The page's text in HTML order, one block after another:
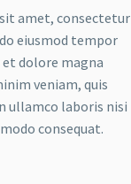
amet, consectetur
eiusmod tempor
dolore magna
veniam, quis
ullamco laboris nisi
consequat.